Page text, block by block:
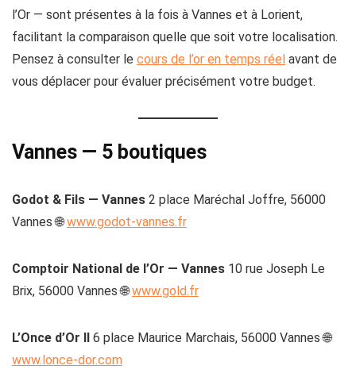
l’Or — sont présentes à la fois à Vannes et à Lorient,
facilitant la comparaison quelle que soit votre localisation.
Pensez à consulter le cours de l’or en temps réel avant de
vous déplacer pour évaluer précisément votre budget.
Vannes — 5 boutiques
Godot & Fils — Vannes 2 place Maréchal Joffre, 56000
Vannes 🌐www.godot-vannes.fr
Comptoir National de l’Or — Vannes 10 rue Joseph Le
Brix, 56000 Vannes 🌐www.gold.fr
L’Once d’Or II
6 place Maurice Marchais, 56000 Vannes 🌐
www.lonce-dor.com